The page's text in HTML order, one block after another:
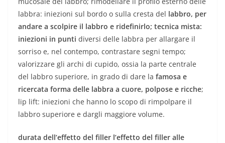
labbra: iniezioni sul bordo o sulla cresta del labbro, per
andare a scolpire il labbro e ridefinirlo; tecnica mista:
iniezioni in punti diversi delle labbra per allargare il
sorriso e, nel contempo, contrastare segni tempo;
valorizzare gli archi di cupido, ossia la parte centrale
del labbro superiore, in grado di dare la famosa e
ricercata forma delle labbra a cuore, polpose e ricche;
lip lift: iniezioni che hanno lo scopo di rimpolpare il
labbro superiore e dargli maggiore volume.
durata dell’effetto del filler l’effetto del filler alle